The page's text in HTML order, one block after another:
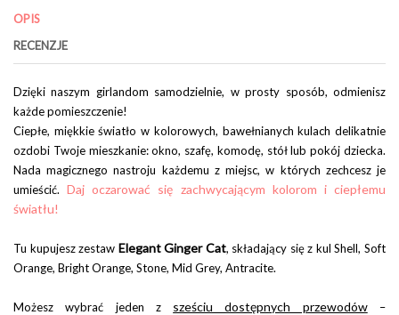
OPIS
RECENZJE
Dzięki naszym girlandom samodzielnie, w prosty sposób, odmienisz
każde pomieszczenie!
Ciepłe, miękkie światło w kolorowych, bawełnianych kulach delikatnie
ozdobi Twoje mieszkanie: okno, szafę, komodę, stół lub pokój dziecka.
Nada magicznego nastroju każdemu z miejsc, w których zechcesz je
umieścić.Daj oczarować się zachwycającym kolorom i ciepłemu
światłu!
Tu kupujesz zestaw Elegant Ginger Cat, składający się z kul Shell, Soft
Orange, Bright Orange, Stone, Mid Grey, Antracite.
Możesz wybrać jeden z sześciu dostępnych przewodów–